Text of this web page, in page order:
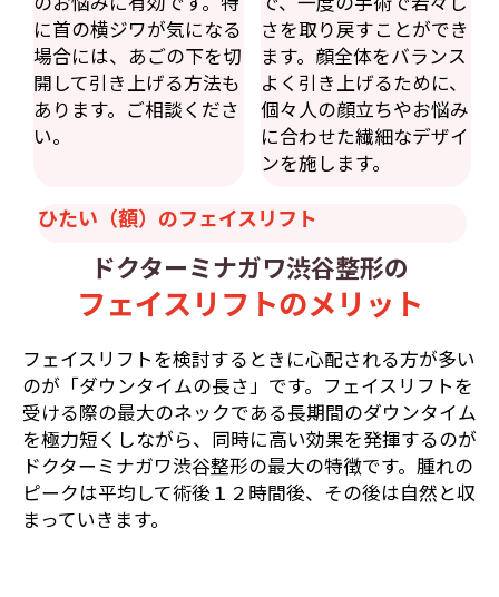
に首の横ジワが気になる
場合には、あごの下を切
開して引き上げる方法も
あります。ご相談くださ
い。
さを取り戻すことができ
ます。顔全体をバランス
よく引き上げるために、
個々人の顔立ちやお悩み
に合わせた繊細なデザイ
ンを施します。
ひたい（額）のフェイスリフト
ドクターミナガワ渋谷整形の
フェイスリフトのメリット
フェイスリフトを検討するときに心配される方が多い
のが「ダウンタイムの長さ」です。フェイスリフトを
受ける際の最大のネックである長期間のダウンタイム
を極力短くしながら、同時に高い効果を発揮するのが
ドクターミナガワ渋谷整形の最大の特徴です。腫れの
ピークは平均して術後１２時間後、その後は自然と収
まっていきます。